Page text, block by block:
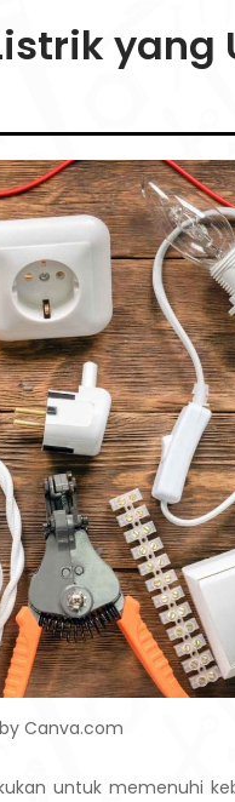
yang
Canva.com
untuk memenuhi